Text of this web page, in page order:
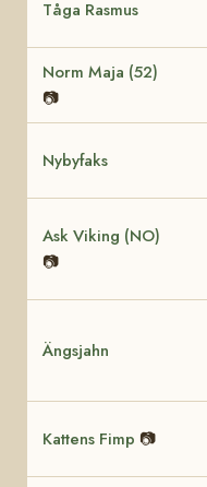
Tåga Rasmus
Norm Maja (52)
📷
Nybyfaks
Ask Viking (NO)
📷
Ängsjahn
Kattens Fimp 📷